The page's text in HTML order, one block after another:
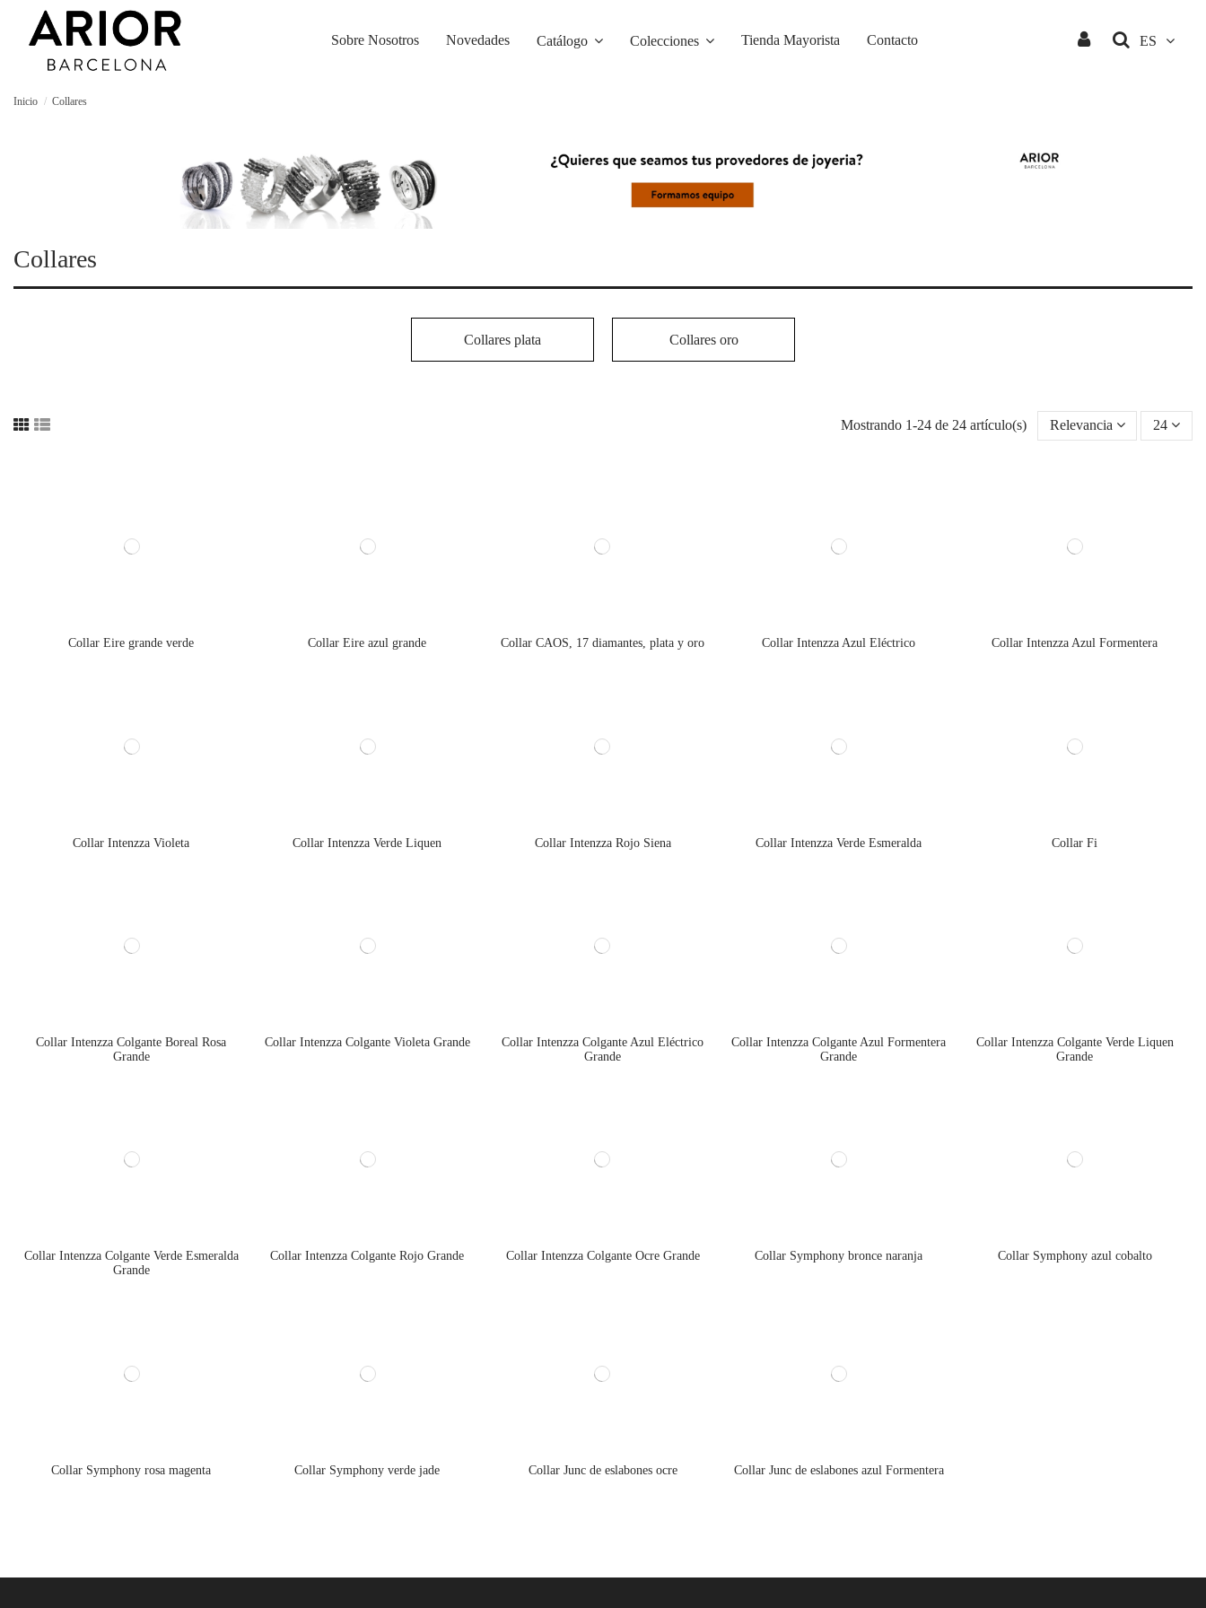
Sobre Nosotros Novedades Catálogo Colecciones Tienda Mayorista Contacto ES
Inicio Collares
Collares
Collares plata Collares oro
Mostrando 1-24 de 24 artículo(s) Relevancia 24
Collar Eire grande verde Collar Eire azul grande Collar CAOS, 17 diamantes, plata y oro Collar Intenzza Azul Eléctrico Collar Intenzza Azul Formentera
Collar Intenzza Violeta Collar Intenzza Verde Liquen Collar Intenzza Rojo Siena Collar Intenzza Verde Esmeralda Collar Fi
Collar Intenzza Colgante Boreal Rosa
Grande
Collar Intenzza Colgante Violeta Grande
Collar Intenzza Colgante Azul Eléctrico
Grande
Collar Intenzza Colgante Azul Formentera
Grande
Collar Intenzza Colgante Verde Liquen
Grande
Collar Intenzza Colgante Verde Esmeralda
Grande
Collar Intenzza Colgante Rojo Grande Collar Intenzza Colgante Ocre Grande Collar Symphony bronce naranja Collar Symphony azul cobalto
Collar Symphony rosa magenta Collar Symphony verde jade Collar Junc de eslabones ocre Collar Junc de eslabones azul Formentera